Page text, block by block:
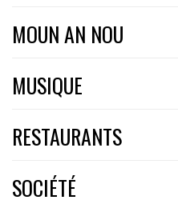
MOUN AN NOU
MUSIQUE
RESTAURANTS
SOCIÉTÉ